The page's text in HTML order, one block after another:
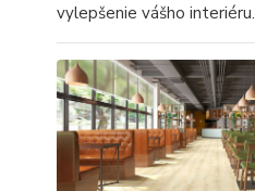
vylepšenie vášho interiéru.